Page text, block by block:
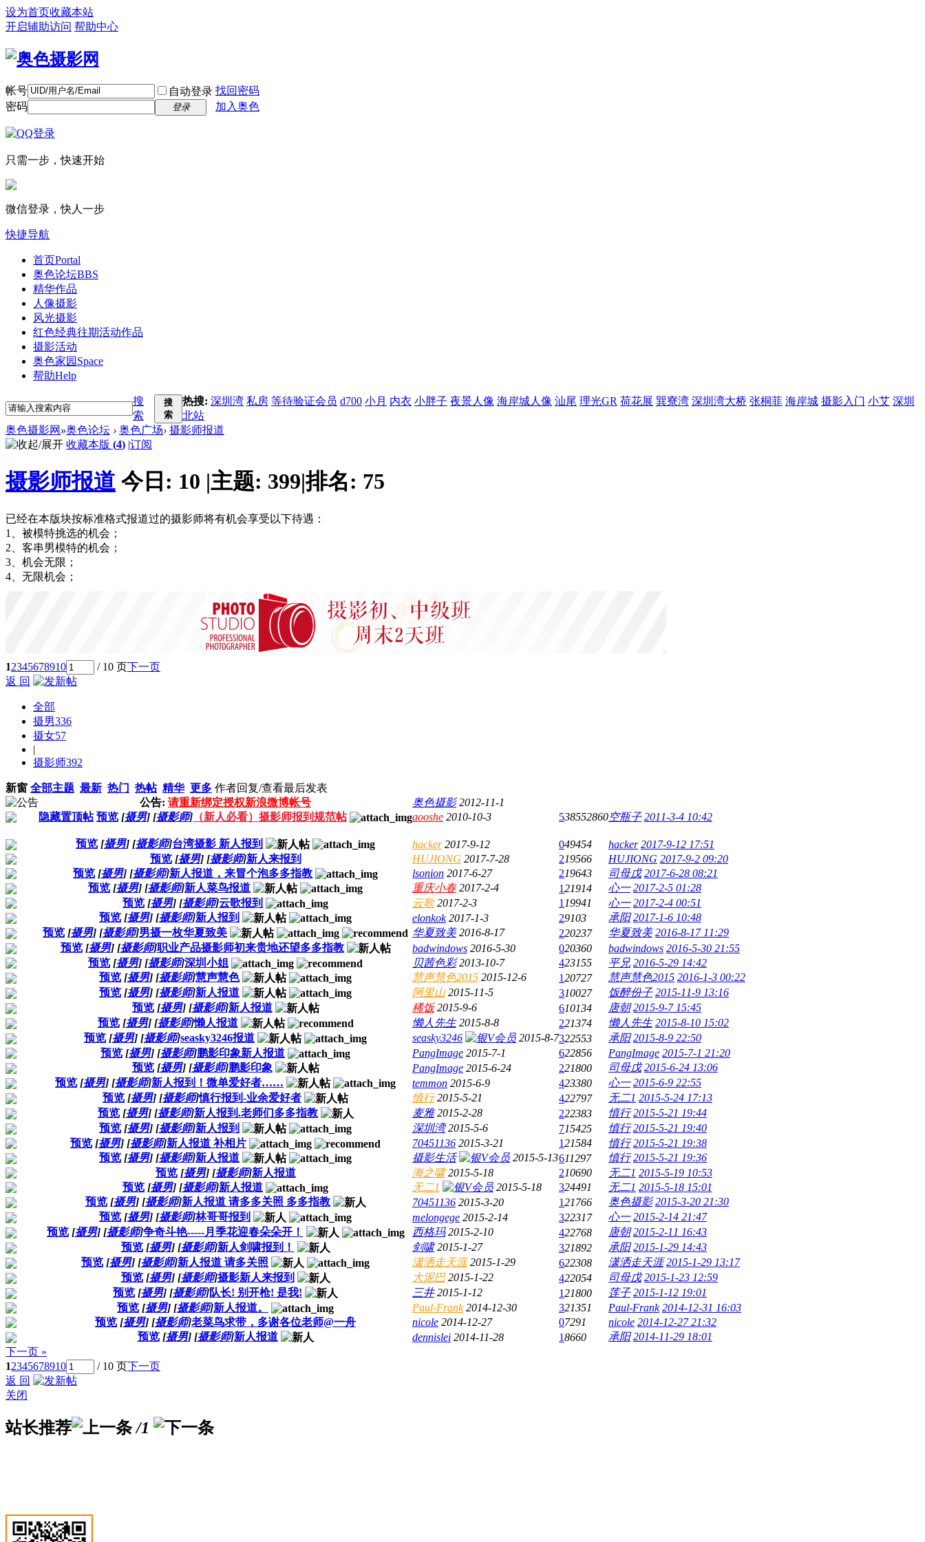
设为首页收藏本站
开启辅助访问 帮助中心
帐号 自动登录 找回密码
密码
登录 加入奥色
只需一步，快速开始
微信登录，快人一步
快捷导航
首页Portal
奥色论坛BBS
精华作品
人像摄影
风光摄影
红色经典往期活动作品
摄影活动
奥色家园 Space
帮助Help
搜
索
搜
索
热搜: 深圳湾 私房 等待验证会员 d700 小月 内衣 小胖子 夜景人像 海岸城人像 汕尾 理光GR 荷花展 巽寮湾 深圳湾大桥 张桐菲 海岸城 摄影入门 小艾 深圳
北站
奥色摄影网 »奥色论坛 › 奥色广场› 摄影师报道
收藏本版 (4) |订阅
摄影师报道 今日: 10 |主题: 399|排名: 75
已经在本版块按标准格式报道过的摄影师将有机会享受以下待遇：
1、被模特挑选的机会；
2、客串男模特的机会；
3、机会无限；
4、无限机会；
12345678910 / 10 页下一页
返 回
全部
摄男336
摄女57
|
摄影师392
新窗 全部主题 最新 热门 热帖 精华 更多 作者回复/查看最后发表
公告: 请重新绑定授权新浪微博帐号 奥色摄影 2012-11-1
隐藏置顶帖 预览 [摄男] [摄影师] （新人必看）摄影师报到规范帖 aooshe 2010-10-3 538552860空瓶子 2011-3-4 10:42
预览 [摄男] [摄影师]台湾摄影 新人报到 hacker 2017-9-12 049454 hacker 2017-9-12 17:51
预览 [摄男] [摄影师]新人来报到 HUJIONG 2017-7-28 219566 HUJIONG 2017-9-2 09:20
预览 [摄男] [摄影师]新人报道，来冒个泡多多指教 lsonion 2017-6-27 219643 司母戊 2017-6-28 08:21
预览 [摄男] [摄影师]新人菜鸟报道 重庆小春 2017-2-4 121914 心一 2017-2-5 01:28
预览 [摄男] [摄影师]云歌报到 云歌 2017-2-3 1 19941 心一 2017-2-4 00:51
预览 [摄男] [摄影师]新人报到 elonkok 2017-1-3 29103 承阳 2017-1-6 10:48
预览 [摄男] [摄影师]男摄一枚华夏致美 华夏致美 2016-8-17 220237 华夏致美 2016-8-17 11:29
预览 [摄男] [摄影师]职业产品摄影师初来贵地还望多多指教 badwindows 2016-5-30 020360 badwindows 2016-5-30 21:55
预览 [摄男] [摄影师]深圳小姐 贝茜色彩 2013-10-7 423155 平兄 2016-5-29 14:42
预览 [摄男] [摄影师]慧声慧色 慧声慧色2015 2015-12-6 120727 慧声慧色2015 2016-1-3 00:22
预览 [摄男] [摄影师]新人报道 阿里山 2015-11-5 310027 饭醉份子 2015-11-9 13:16
预览 [摄男] [摄影师]新人报道 稀饭 2015-9-6 610134 唐朝 2015-9-7 15:45
预览 [摄男] [摄影师]懒人报道 懒人先生 2015-8-8 221374 懒人先生 2015-8-10 15:02
预览 [摄男] [摄影师]seasky3246报道 seasky3246 2015-8-7322553 承阳 2015-8-9 22:50
预览 [摄男] [摄影师]鹏影印象新人报道 PangImage 2015-7-1 622856 PangImage 2015-7-1 21:20
预览 [摄男] [摄影师]鹏影印象 PangImage 2015-6-24 221800 司母戊 2015-6-24 13:06
预览 [摄男] [摄影师]新人报到！微单爱好者…… temmon 2015-6-9 423380 心一 2015-6-9 22:55
预览 [摄男] [摄影师]慎行报到-业余爱好者 慎行 2015-5-21 422797 无二1 2015-5-24 17:13
预览 [摄男] [摄影师]新人报到.老师们多多指教 麦雅 2015-2-28 222383 慎行 2015-5-21 19:44
预览 [摄男] [摄影师]新人报到 深圳湾 2015-5-6 715425 慎行 2015-5-21 19:40
预览 [摄男] [摄影师]新人报道 补相片 70451136 2015-3-21 121584 慎行 2015-5-21 19:38
预览 [摄男] [摄影师]新人报道 摄影生活 2015-5-13611297 慎行 2015-5-21 19:36
预览 [摄男] [摄影师]新人报道 海之啸 2015-5-18 210690 无二1 2015-5-19 10:53
预览 [摄男] [摄影师]新人报道 无二1 2015-5-18 324491 无二1 2015-5-18 15:01
预览 [摄男] [摄影师]新人报道 请多多关照 多多指教 70451136 2015-3-20 121766 奥色摄影 2015-3-20 21:30
预览 [摄男] [摄影师]林哥哥报到 melongege 2015-2-14 322317 心一 2015-2-14 21:47
预览 [摄男] [摄影师]争奇斗艳-----月季花迎春朵朵开！ 西格玛 2015-2-10 422768 唐朝 2015-2-11 16:43
预览 [摄男] [摄影师]新人剑啸报到！ 剑啸 2015-1-27 321892 承阳 2015-1-29 14:43
预览 [摄男] [摄影师]新人报道 请多关照 潇洒走天涯 2015-1-29 622308 潇洒走天涯 2015-1-29 13:17
预览 [摄男] [摄影师]摄影新人来报到 大泥巴 2015-1-22 422054 司母戊 2015-1-23 12:59
预览 [摄男] [摄影师]队长! 别开枪! 是我! 三井 2015-1-12 121800 莲子 2015-1-12 19:01
预览 [摄男] [摄影师]新人报道。 Paul-Frank 2014-12-30 321351 Paul-Frank 2014-12-31 16:03
预览 [摄男] [摄影师]老菜鸟求带，多谢各位老师@一舟 nicole 2014-12-27 07291 nicole 2014-12-27 21:32
预览 [摄男] [摄影师]新人报道 dennislei 2014-11-28 18660 承阳 2014-11-29 18:01
下一页 »
12345678910 / 10 页下一页
返 回
关闭
站长推荐 /1